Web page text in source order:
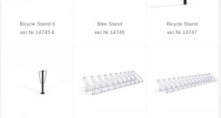
Bicycle Stand 6
кат.№ 14745-6
Bike Stand
кат.№ 14746
Bicycle Stand
кат.№ 14747